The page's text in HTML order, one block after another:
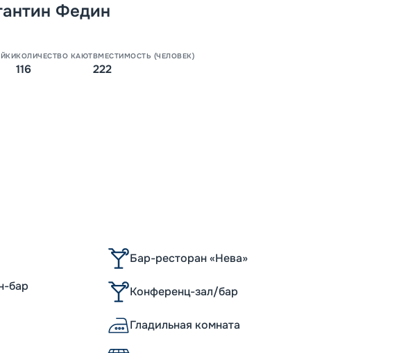
Федин
КОЛИЧЕСТВО КАЮТ
116
ВМЕСТИМОСТЬ (ЧЕЛОВЕК)
222
Бар-ресторан «Нева»
бар
Конференц-зал/бар
Гладильная комната